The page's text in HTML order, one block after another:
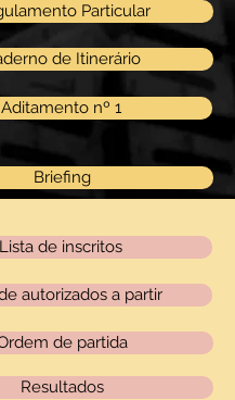
Particular
de Itinerário
Aditamento nº 1
Briefing
Lista de inscritos
autorizados a partir
de partida
Resultados